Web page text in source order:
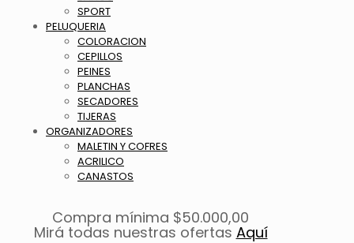
SPORT
PELUQUERIA
COLORACION
CEPILLOS
PEINES
PLANCHAS
SECADORES
TIJERAS
ORGANIZADORES
MALETIN Y COFRES
ACRILICO
CANASTOS
Compra mínima $50.000,00
Mirá todas nuestras ofertas Aquí